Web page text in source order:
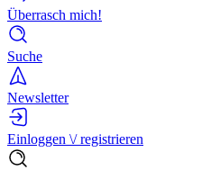
Überrasch mich!
Suche
Newsletter
Einloggen \/ registrieren